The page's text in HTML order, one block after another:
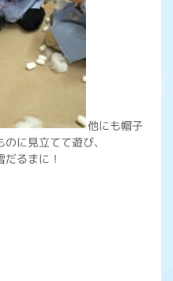
他にも帽子
に見立てて遊び、
るまに！